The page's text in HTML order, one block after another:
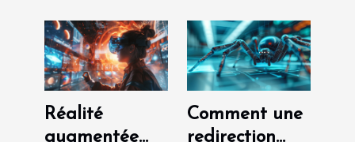
Réalité
augmentée
Comment une
redirection